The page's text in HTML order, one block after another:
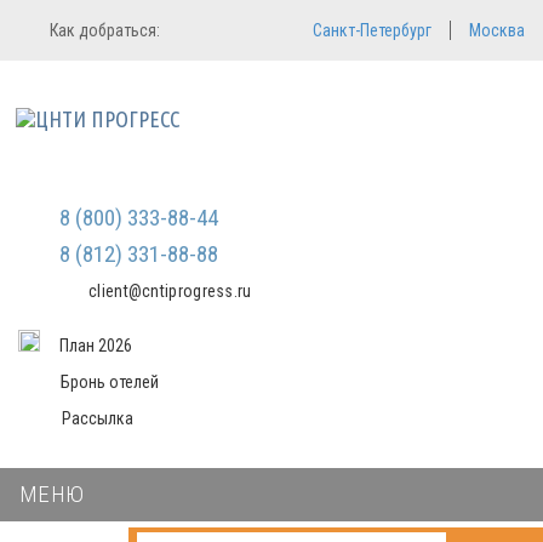
Регистрация
Мы не передаем ваши данные
третьим лицам и не рассылаем
Вход в систему
Как добраться: Санкт-Петербург Москва
8 (800) 333-88-44
8 (812) 331-88-88
client@cntiprogress.ru
План 2026
Бронь отелей
Рассылка
МЕНЮ